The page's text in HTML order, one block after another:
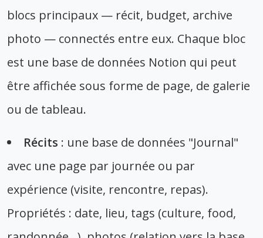
blocs principaux — récit, budget, archive
photo — connectés entre eux. Chaque bloc
est une base de données Notion qui peut
être affichée sous forme de page, de galerie
ou de tableau.
Récits : une base de données "Journal"
avec une page par journée ou par
expérience (visite, rencontre, repas).
Propriétés : date, lieu, tags (culture, food,